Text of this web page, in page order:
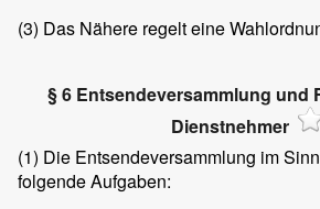
(3) Das Nähere regelt eine
§ 6 Entsendeversammlung und
Dienstnehmer
(1) Die Entsendeversammlung im
folgende Aufgaben: